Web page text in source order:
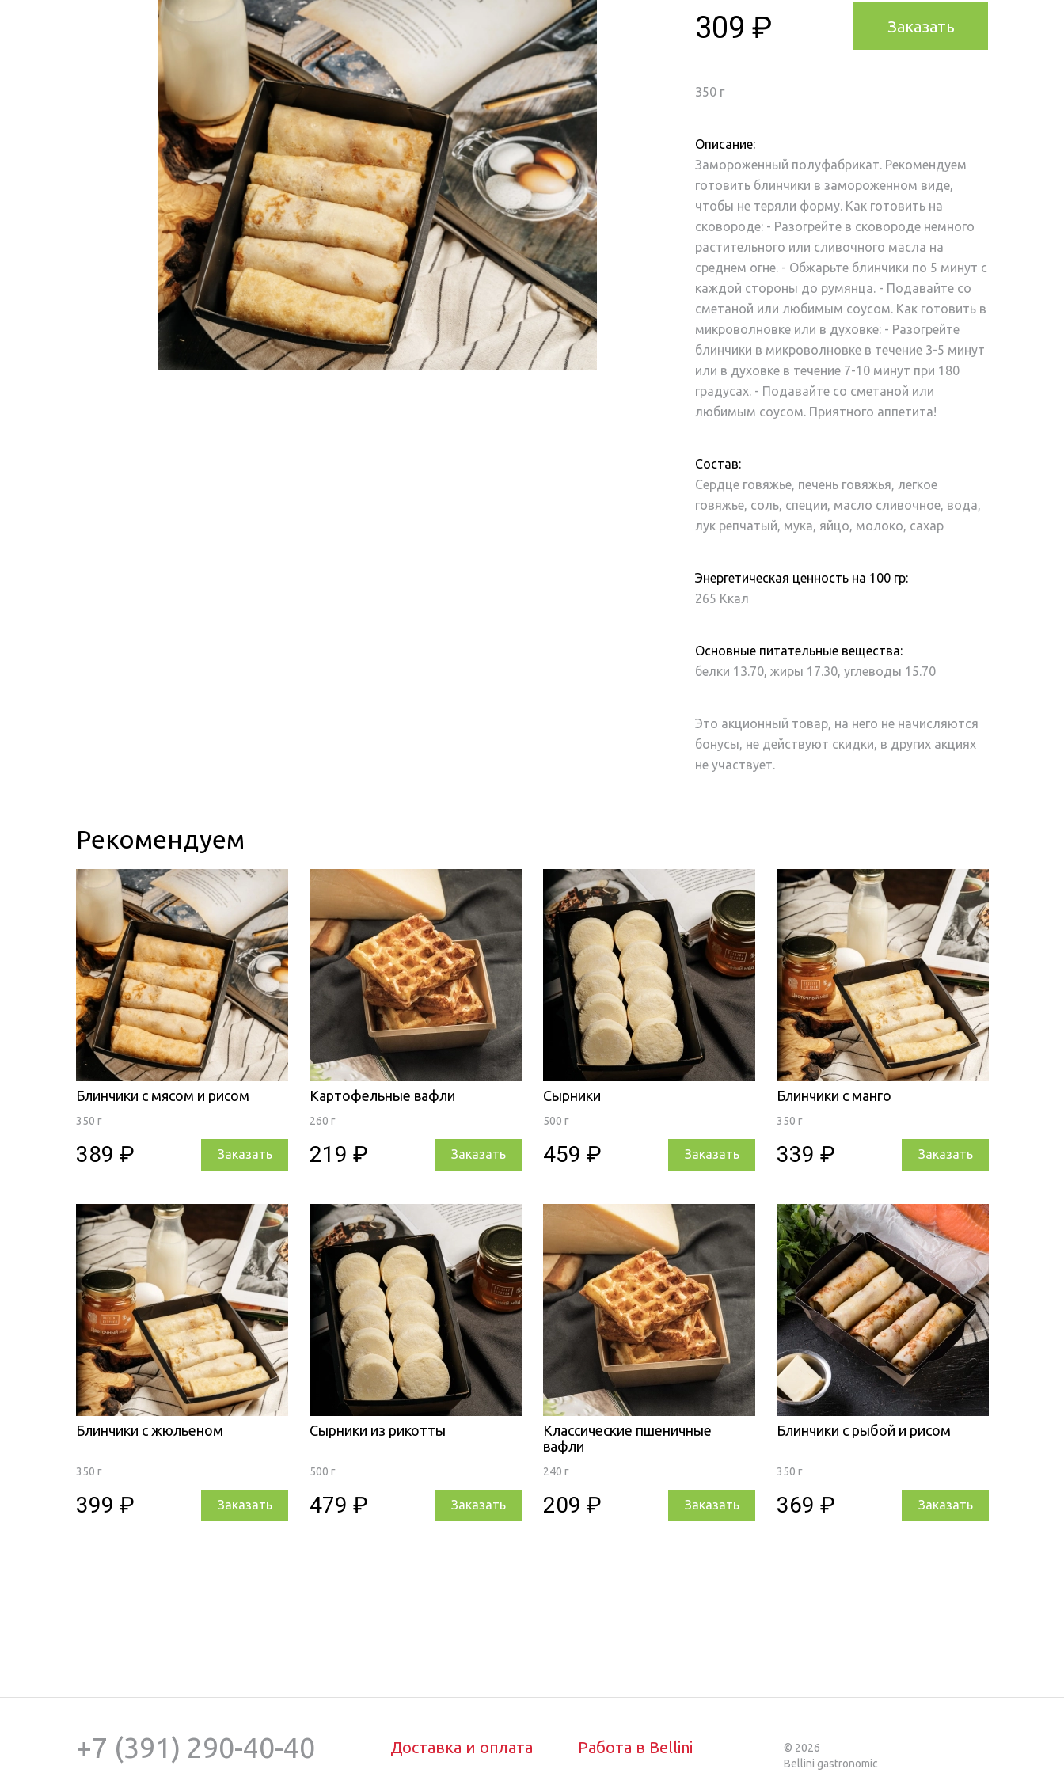
309 ₽ Заказать
350 г
Описание:
Замороженный полуфабрикат. Рекомендуем
готовить блинчики в замороженном виде,
чтобы не теряли форму. Как готовить на
сковороде: - Разогрейте в сковороде немного
растительного или сливочного масла на
среднем огне. - Обжарьте блинчики по 5 минут с
каждой стороны до румянца. - Подавайте со
сметаной или любимым соусом. Как готовить в
микроволновке или в духовке: - Разогрейте
блинчики в микроволновке в течение 3-5 минут
или в духовке в течение 7-10 минут при 180
градусах. - Подавайте со сметаной или
любимым соусом. Приятного аппетита!
Состав:
Сердце говяжье, печень говяжья, легкое
говяжье, соль, специи, масло сливочное, вода,
лук репчатый, мука, яйцо, молоко, сахар
Энергетическая ценность на 100 гр:
265 Ккал
Основные питательные вещества:
белки 13.70, жиры 17.30, углеводы 15.70
Это акционный товар, на него не начисляются
бонусы, не действуют скидки, в других акциях
не участвует.
Рекомендуем
Блинчики с мясом и рисом
350 г
389 ₽ Заказать
Картофельные вафли
260 г
219 ₽ Заказать
Сырники
500 г
459 ₽ Заказать
Блинчики с манго
350 г
339 ₽ Заказать
Блинчики с жюльеном
350 г
399 ₽ Заказать
Сырники из рикотты
500 г
479 ₽ Заказать
Классические пшеничные
вафли
240 г
209 ₽ Заказать
Блинчики с рыбой и рисом
350 г
369 ₽ Заказать
+7 (391) 290-40-40
Доставка и оплата
Работа в Bellini
© 2026
Bellini gastronomic